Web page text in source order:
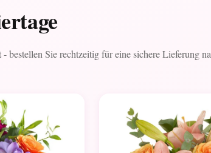
bestellen Sie rechtzeitig für eine sichere Lieferung